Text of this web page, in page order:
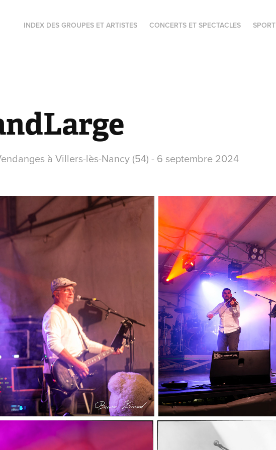
INDEX DES GROUPES ET ARTISTES CONCERTS ET SPECTACLES SPORT
à Villers-lès-Nancy (54) - 6 septembre 2024